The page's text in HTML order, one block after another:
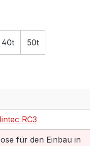
40t 50t
RC3
für den Einbau in